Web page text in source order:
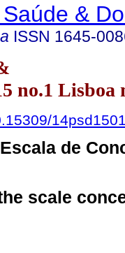
&
ISSN 1645-
no.1 Lisboa
de
scale